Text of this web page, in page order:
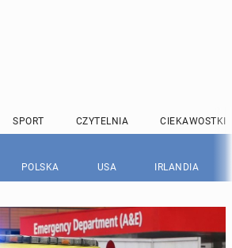
SPORT CZYTELNIA CIEKAWOSTKI
POLSKA USA IRLANDIA